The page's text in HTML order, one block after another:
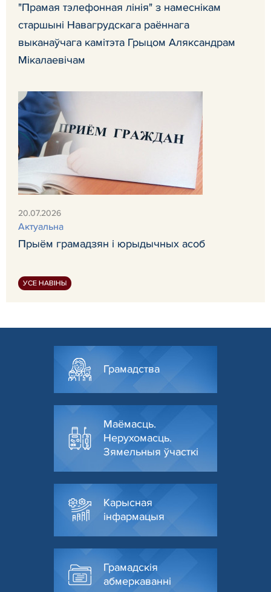
"Прамая тэлефонная лінія" з намеснікам
старшыні Навагрудскага раённага
выканаўчага камітэта Грыцом Аляксандрам
Мікалаевічам
20.07.2026
Актуальна
Прыём грамадзян і юрыдычных асоб
УСЕ НАВІНЫ
Грамадства
Маёмасць.
Нерухомасць.
Зямельныя ўчасткі
Карысная
інфармацыя
Грамадскія
абмеркаванні